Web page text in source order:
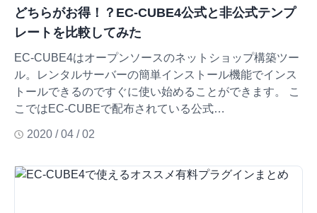
どちらがお得！？EC-CUBE4公式と非公式テンプ
レートを比較してみた
EC-CUBE4はオープンソースのネットショップ構築ツー
ル。レンタルサーバーの簡単インストール機能でインス
トールできるのですぐに使い始めることができます。 こ
こではEC-CUBEで配布されている公式…
2020 / 04 / 02